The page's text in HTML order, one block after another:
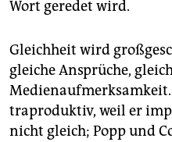
Wort geredet wird.
Gleichheit wird
gleiche Ansprüche,
traproduktiv, weil er
nicht gleich; Popp und